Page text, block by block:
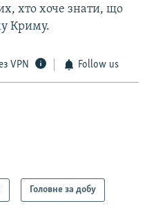
хто хоче знати, що
Криму.
VPN Follow us
Головне за добу